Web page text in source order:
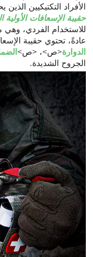
الأفراد التكتيكيين
حقيبة الإسعافات الأولية
للاستخدام الفردي،
عادةً، تحتوي حقيبة
الدوارة<ص>، <ص>
الجروح الشديدة.